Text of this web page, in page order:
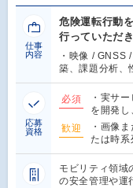
仕事
内容
危険運転行動
行っていただき
・映像 / GNSS
築、課題分析、
応募
資格
必須
・実サ
を開発
歓迎
・画像
たは時
モビリティ領域
の安全管理や